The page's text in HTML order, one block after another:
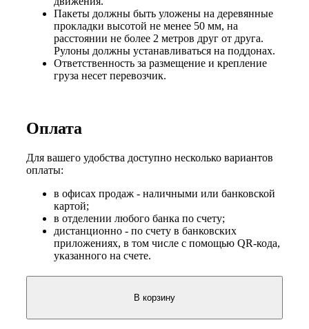
Пакеты должны быть уложены на деревянные
прокладки высотой не менее 50 мм, на
расстоянии не более 2 метров друг от друга.
Рулоны должны устанавливаться на поддонах.
Ответственность за размещение и крепление
груза несет перевозчик.
Оплата
Для вашего удобства доступно несколько вариантов
оплаты:
в офисах продаж - наличными или банковской
картой;
в отделении любого банка по счету;
дистанционно - по счету в банковских
приложениях, в том числе с помощью QR-кода,
указанного на счете.
В корзину